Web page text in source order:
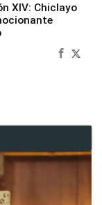
XIV: Chiclayo